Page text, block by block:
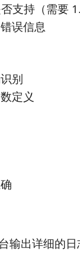
支持（需要
误信息
别
定义
输出详细的